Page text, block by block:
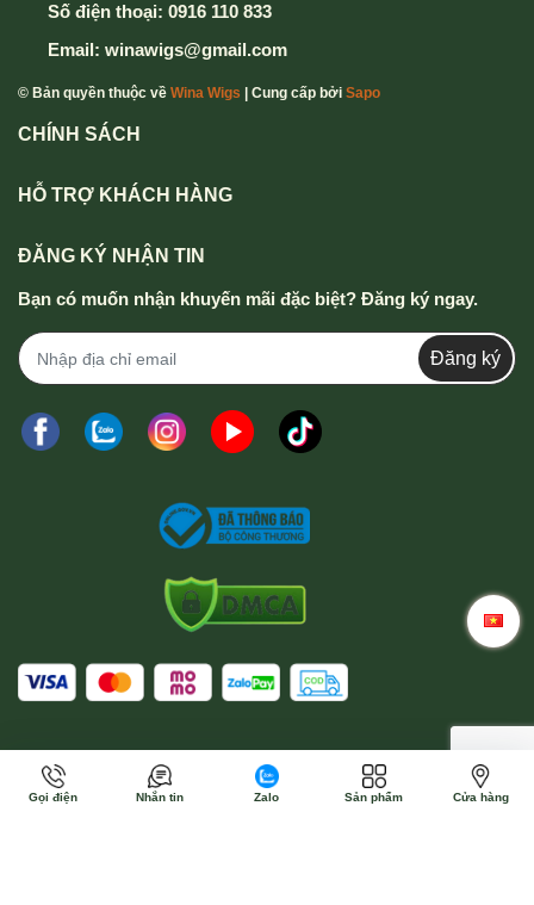
Số điện thoại: 0916 110 833
Email: winawigs@gmail.com
© Bản quyền thuộc về Wina Wigs | Cung cấp bởi Sapo
CHÍNH SÁCH
HỖ TRỢ KHÁCH HÀNG
ĐĂNG KÝ NHẬN TIN
Bạn có muốn nhận khuyến mãi đặc biệt? Đăng ký ngay.
Đăng ký
Gọi điện Nhắn tin Zalo Sản phẩm Cửa hàng